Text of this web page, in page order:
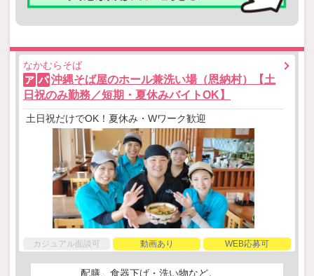
なかむらそば
ア パ 沖縄そば屋のホール兼洗い場（恩納村）【土
日祝のみ勤務／短期・夏休みバイトOK】
土日祝だけでOK！夏休み・Wワーク歓迎
カジュアル面談可 動画あり WEB応募可
配膳、食器下げ・洗い物など。